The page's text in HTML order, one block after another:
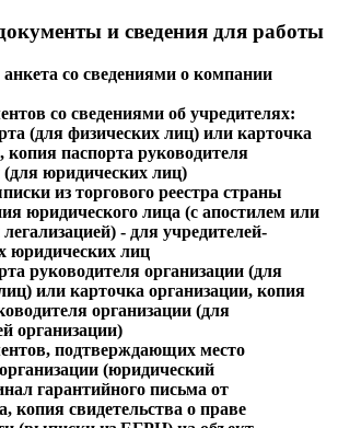
и сведения для работы
анкета со сведениями о компании
со сведениями об учредителях:
(для физических лиц) или карточка
копия паспорта руководителя
(для юридических лиц)
из торгового реестра страны
юридического лица (с апостилем или
- для учредителей-
юридических лиц
руководителя организации (для
или карточка организации, копия
организации (для
организации)
подтверждающих место
(юридический
гарантийного письма от
копия свидетельства о праве